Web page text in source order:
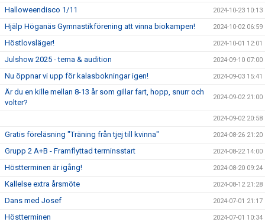
Halloweendisco 1/11 2024-10-23 10:13
Hjälp Höganäs Gymnastikförening att vinna biokampen! 2024-10-02 06:59
Höstlovsläger! 2024-10-01 12:01
Julshow 2025 - tema & audition 2024-09-10 07:00
Nu öppnar vi upp för kalasbokningar igen! 2024-09-03 15:41
Är du en kille mellan 8-13 år som gillar fart, hopp, snurr och
volter?
2024-09-02 21:00
2024-09-02 20:58
Gratis föreläsning "Träning från tjej till kvinna" 2024-08-26 21:20
Grupp 2 A+B - Framflyttad terminsstart 2024-08-22 14:00
Höstterminen är igång! 2024-08-20 09:24
Kallelse extra årsmöte 2024-08-12 21:28
Dans med Josef 2024-07-01 21:17
Höstterminen 2024-07-01 10:34